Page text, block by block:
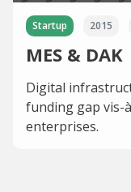
Startup 2015
MES & DAK
Digital
funding gap vis-
enterprises.